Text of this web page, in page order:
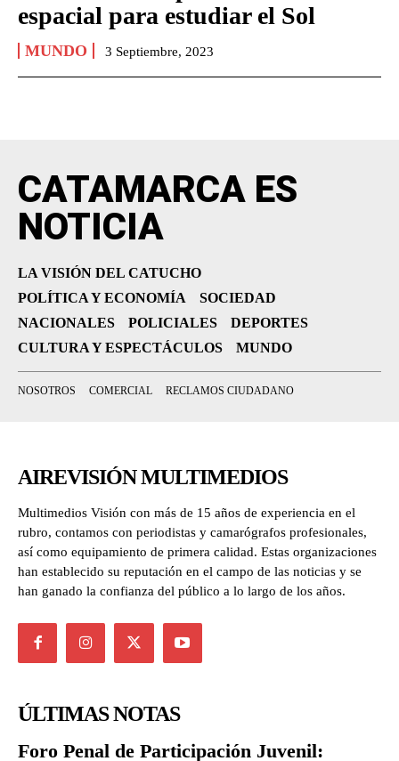
espacial para estudiar el Sol
MUNDO 3 Septiembre, 2023
CATAMARCA ES
NOTICIA
LA VISIÓN DEL CATUCHO
POLÍTICA Y ECONOMÍA
SOCIEDAD
NACIONALES
POLICIALES
DEPORTES
CULTURA Y ESPECTÁCULOS
MUNDO
NOSOTROS COMERCIAL RECLAMOS CIUDADANO
AIREVISIÓN MULTIMEDIOS
Multimedios Visión con más de 15 años de experiencia en el
rubro, contamos con periodistas y camarógrafos profesionales,
así como equipamiento de primera calidad. Estas organizaciones
han establecido su reputación en el campo de las noticias y se
han ganado la confianza del público a lo largo de los años.
ÚLTIMAS NOTAS
Foro Penal de Participación Juvenil: